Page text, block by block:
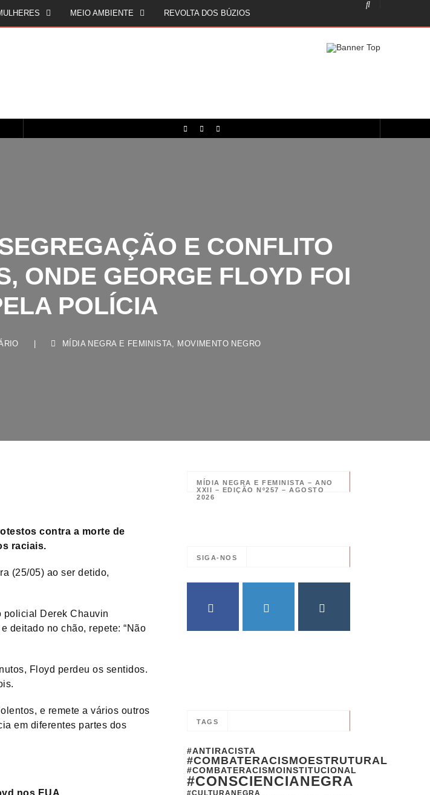
MEIO AMBIENTE REVOLTA DOS BÚZIOS
E CONFLITO
GEORGE FLOYD FOI
POLÍCIA
contra a morte de
raciais.
(25/05) ao ser detido,
policial Derek Chauvin
deitado no chão, repete: “Não
Floyd perdeu os sentidos.
e remete a vários outros
em diferentes partes dos
nos EUA
MÍDIA NEGRA E FEMINISTA – ANO
XXII – EDIÇÃO Nº257 – AGOSTO
2026
SIGA-NOS
TAGS
#ANTIRACISTA
#COMBATERACISMOESTRUTURAL
#COMBATERACISMOINSTITUCIONAL
#CONSCIENCIANEGRA